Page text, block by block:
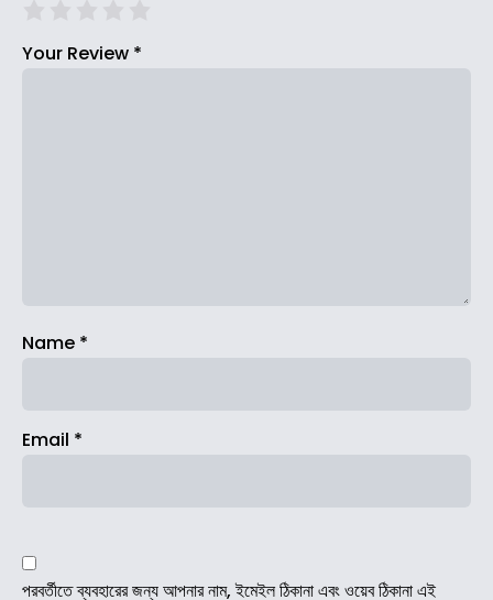
Your Review *
Name *
Email *
পরবর্তীতে ব্যবহারের জন্য আপনার নাম, ইমেইল ঠিকানা এবং ওয়েব ঠিকানা এই